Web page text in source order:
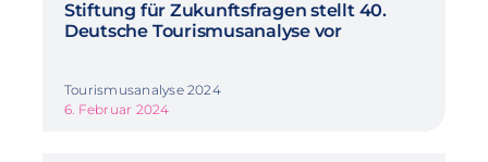
Stiftung für Zukunftsfragen stellt 40.
Deutsche Tourismusanalyse vor
Tourismusanalyse 2024
6. Februar 2024